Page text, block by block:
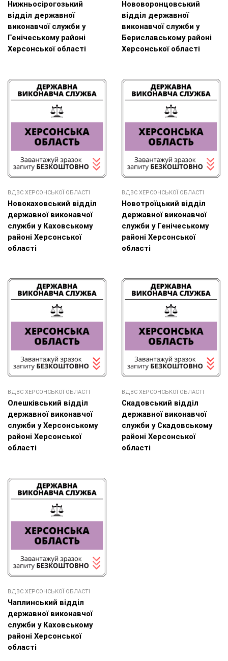
Нижньосірогозький
відділ державної
виконавчої служби у
Генічеському районі
Херсонської області
Нововоронцовський
відділ державної
виконавчої служби у
Бериславському районі
Херсонської області
ВДВС ХЕРСОНСЬКОЇ ОБЛАСТІ
Новокаховський відділ
державної виконавчої
служби у Каховському
районі Херсонської
області
ВДВС ХЕРСОНСЬКОЇ ОБЛАСТІ
Новотроїцький відділ
державної виконавчої
служби у Генічеському
районі Херсонської
області
ВДВС ХЕРСОНСЬКОЇ ОБЛАСТІ
Олешківський відділ
державної виконавчої
служби у Херсонському
районі Херсонської
області
ВДВС ХЕРСОНСЬКОЇ ОБЛАСТІ
Скадовський відділ
державної виконавчої
служби у Скадовському
районі Херсонської
області
ВДВС ХЕРСОНСЬКОЇ ОБЛАСТІ
Чаплинський відділ
державної виконавчої
служби у Каховському
районі Херсонської
області